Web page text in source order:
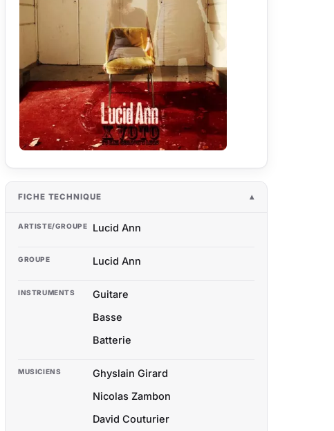
FICHE TECHNIQUE
ARTISTE/GROUPE Lucid Ann
GROUPE Lucid Ann
INSTRUMENTS
Guitare
Basse
Batterie
MUSICIENS
Ghyslain Girard
Nicolas Zambon
David Couturier